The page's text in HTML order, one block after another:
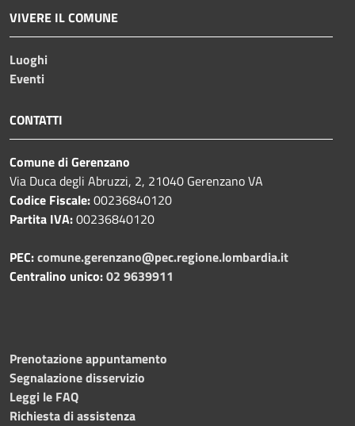
VIVERE IL COMUNE
Luoghi
Eventi
CONTATTI
Comune di Gerenzano
Via Duca degli Abruzzi, 2, 21040 Gerenzano VA
Codice Fiscale:00236840120
Partita IVA:00236840120
PEC:comune.gerenzano@pec.regione.lombardia.it
Centralino unico:02 9639911
Prenotazione appuntamento
Segnalazione disservizio
Leggi le FAQ
Richiesta di assistenza